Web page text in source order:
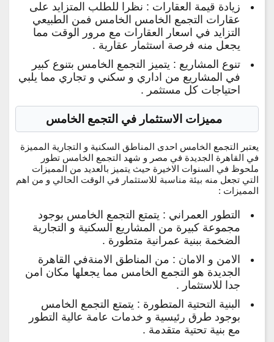
زيادة قيمة العقارات : نظرا للطلب المتزايد على
عقارات التجمع الخامس الخامس فمن الطبيعي
التزايد في اسعار العقارات مع مرور الوقت مما
يجعل منه فرصة استثمار عقارية .
تنوع المشاريع : يتميز التجمع الخامس بتنوع كبير
في المشاريع من اداري و سكني و تجاري مما يلبي
احتياجات كل مستثمر .
مميزات الاستثمار في التجمع الخامس
يعتبر التجمع الخامس احدى المناطق السكنية و التجارية المميزة
في القاهرة الجديدة في مصر و شهد التجمع الخامس تطور
ملحوظ في السنوات الاخيرة حيث يتميز بالعديد من المميزات
التي تجعل منه بيئة مناسبة للاستثمار في الوقت الحالي و من اهم
المميزات :
التطور العمراني : يتمتع التجمع الخامس بوجود
مجموعة كبيرة من المشاريع السكنية و التجارية
الضخمة ببنية عمرانية متطورة .
الامن و الامان : من المناطق الامنةفي القاهرة
الجديدة هو التجمع الخامس مما يجعلها مكان امن
جدا للاستثمار .
البنية التحتية المتطورة : يتمتع التجمع الخامس
بوجود طرق رئيسية و خدمات عامة عالية التطور
مع بنية تحتية متقدمة .